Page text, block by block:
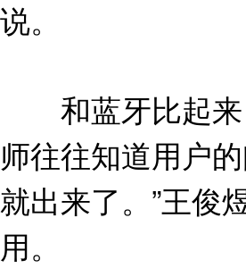
说。
和蓝牙比起来
师往往知道用户
就出来了。”王俊
用。